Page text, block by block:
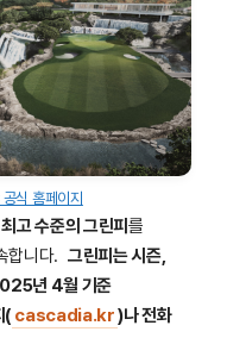
식 홈페이지
고 수준의 그린피를
합니다. 그린피는 시즌,
년 4월 기준
( cascadia.kr)나 전화